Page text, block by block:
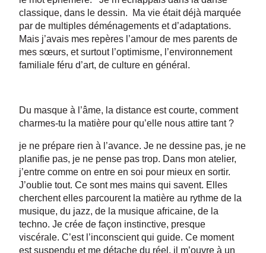
classique, dans le dessin. Ma vie était déjà marquée
par de multiples déménagements et d’adaptations.
Mais j’avais mes repères l’amour de mes parents de
mes sœurs, et surtout l’optimisme, l’environnement
familiale féru d’art, de culture en général.
Du masque à l’âme, la distance est courte, comment
charmes-tu la matière pour qu’elle nous attire tant ?
je ne prépare rien à l’avance. Je ne dessine pas, je ne
planifie pas, je ne pense pas trop. Dans mon atelier,
j’entre comme on entre en soi pour mieux en sortir.
J’oublie tout. Ce sont mes mains qui savent. Elles
cherchent elles parcourent la matière au rythme de la
musique, du jazz, de la musique africaine, de la
techno. Je crée de façon instinctive, presque
viscérale. C’est l’inconscient qui guide. Ce moment
est suspendu et me détache du réel, il m’ouvre à un